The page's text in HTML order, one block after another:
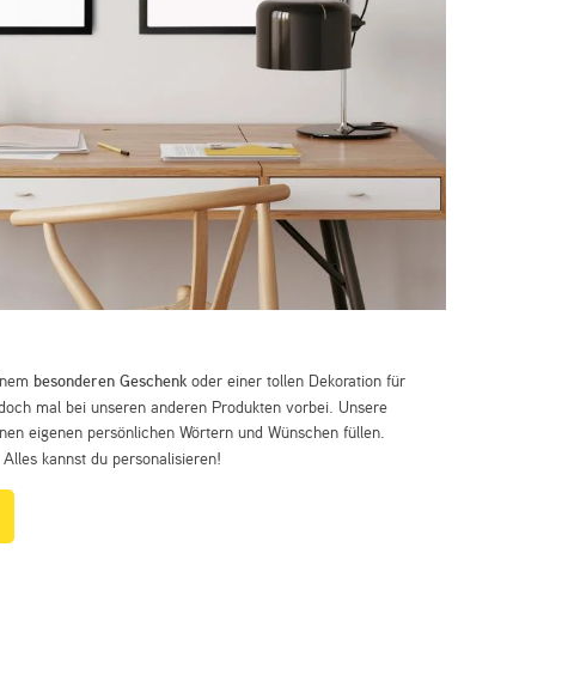
besonderen Geschenk oder einer tollen Dekoration für
mal bei unseren anderen Produkten vorbei. Unsere
eigenen persönlichen Wörtern und Wünschen füllen.
kannst du personalisieren!